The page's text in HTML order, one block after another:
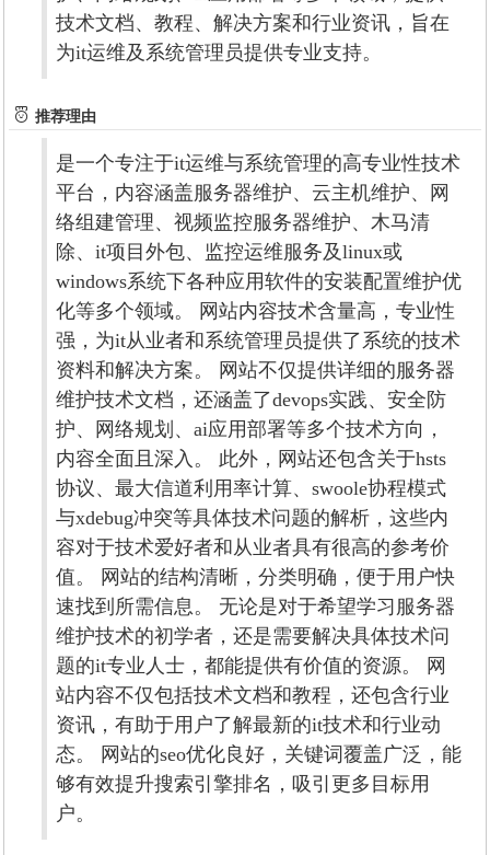
技术文档、教程、解决方案和行业资讯，旨在
为it运维及系统管理员提供专业支持。
推荐理由
是一个专注于it运维与系统管理的高专业性技术
平台，内容涵盖服务器维护、云主机维护、网
络组建管理、视频监控服务器维护、木马清
除、it项目外包、监控运维服务及linux或
windows系统下各种应用软件的安装配置维护优
化等多个领域。 网站内容技术含量高，专业性
强，为it从业者和系统管理员提供了系统的技术
资料和解决方案。 网站不仅提供详细的服务器
维护技术文档，还涵盖了devops实践、安全防
护、网络规划、ai应用部署等多个技术方向，
内容全面且深入。 此外，网站还包含关于hsts
协议、最大信道利用率计算、swoole协程模式
与xdebug冲突等具体技术问题的解析，这些内
容对于技术爱好者和从业者具有很高的参考价
值。 网站的结构清晰，分类明确，便于用户快
速找到所需信息。 无论是对于希望学习服务器
维护技术的初学者，还是需要解决具体技术问
题的it专业人士，都能提供有价值的资源。 网
站内容不仅包括技术文档和教程，还包含行业
资讯，有助于用户了解最新的it技术和行业动
态。 网站的seo优化良好，关键词覆盖广泛，能
够有效提升搜索引擎排名，吸引更多目标用
户。